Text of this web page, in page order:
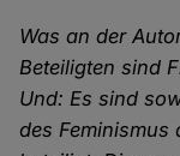
Was an der
Beteiligten sind
Und: Es sind
des Feminismus